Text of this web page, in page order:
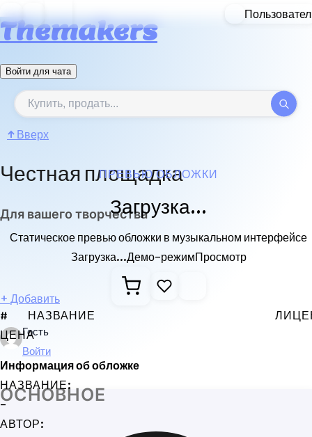
Themakers
Войти для чата
↑ Вверх
Честная площадка
Для вашего творчества
+ Добавить
Гость
Войти
ОСНОВНОЕ
ПРЕВЬЮ ОБЛОЖКИ
Загрузка...
Статическое превью обложки в музыкальном интерфейсе
Загрузка...Демо-режимПросмотр
# НАЗВАНИЕ
ЦЕНА
Информация об обложке
НАЗВАНИЕ:
-
АВТОР: